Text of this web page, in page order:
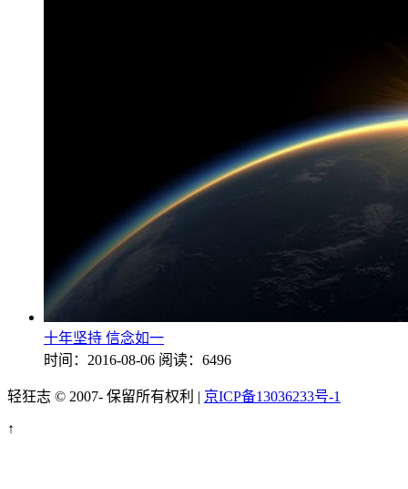
十年坚持 信念如一
时间：2016-08-06 阅读：6496
轻狂志 © 2007- 保留所有权利 | 京ICP备13036233号-1
↑